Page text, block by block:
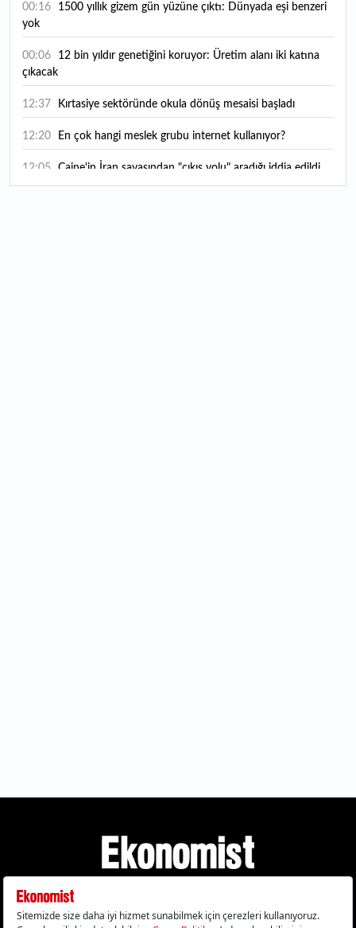
00:16
yok
00:06
çıkacak
12:37 Kırtasiye sektöründe okula dönüş mesaisi başladı
12:20 En çok hangi meslek grubu internet kullanıyor?
12:05 Caine'in İran savaşından "çıkış yolu" aradığı iddia edildi
Gizlilik Politikası Çerez Politikası Çerezleri Sıfırla